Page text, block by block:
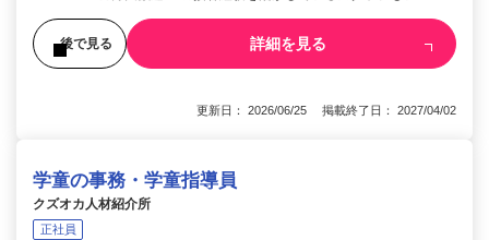
後で見る 詳細を見る
更新日： 2026/06/25 掲載終了日： 2027/04/02
学童の事務・学童指導員
クズオカ人材紹介所
正社員